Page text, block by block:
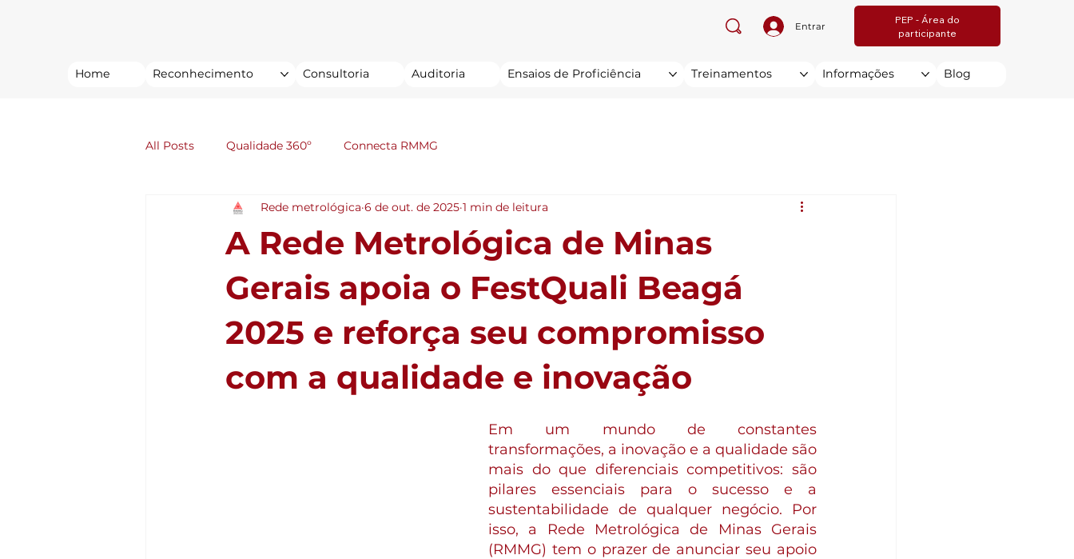
Entrar
PEP - Área do
participante
Home Reconhecimento Consultoria Auditoria Ensaios de Proficiência Treinamentos Informações Blog
All Posts Qualidade 360º Connecta RMMG
A Rede Metrológica de Minas
Gerais apoia o FestQuali Beagá
2025 e reforça seu compromisso
com a qualidade e inovação
Rede metrológica 6 de out. de 2025 1 min de leitura
Em um mundo de constantes
transformações, a inovação e a qualidade são
mais do que diferenciais competitivos: são
pilares essenciais para o sucesso e a
sustentabilidade de qualquer negócio. Por
isso, a Rede Metrológica de Minas Gerais
(RMMG) tem o prazer de anunciar seu apoio